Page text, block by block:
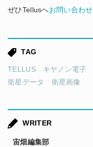
ぜひTellusへお問い合わせ
TAG
TELLUS キヤノン電子
衛星データ
衛星画像
WRITER
宙畑編集部